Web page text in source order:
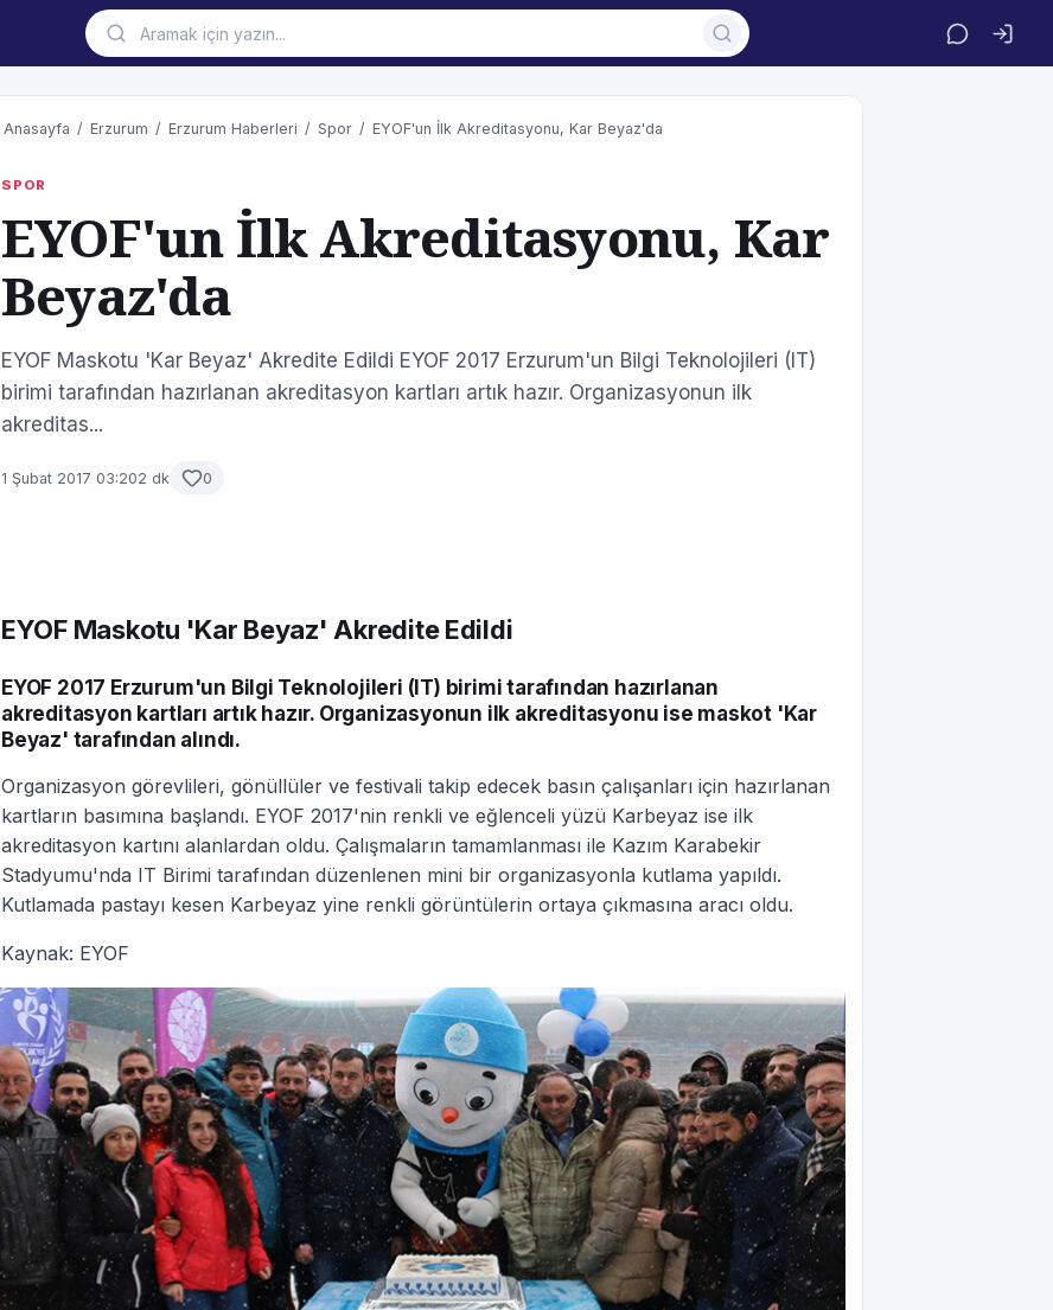
Anasayfa / Erzurum / Erzurum Haberleri / Spor / EYOF'un İlk Akreditasyonu, Kar Beyaz'da
SPOR
EYOF'un İlk Akreditasyonu, Kar
Beyaz'da
EYOF Maskotu 'Kar Beyaz' Akredite Edildi EYOF 2017 Erzurum'un Bilgi Teknolojileri (IT)
birimi tarafından hazırlanan akreditasyon kartları artık hazır. Organizasyonun ilk
akreditas...
1 Şubat 2017 03:202 dk 0
EYOF Maskotu 'Kar Beyaz' Akredite Edildi
EYOF 2017 Erzurum'un Bilgi Teknolojileri (IT) birimi tarafından hazırlanan
akreditasyon kartları artık hazır. Organizasyonun ilk akreditasyonu ise maskot 'Kar
Beyaz' tarafından alındı.
Organizasyon görevlileri, gönüllüler ve festivali takip edecek basın çalışanları için hazırlanan
kartların basımına başlandı. EYOF 2017'nin renkli ve eğlenceli yüzü Karbeyaz ise ilk
akreditasyon kartını alanlardan oldu. Çalışmaların tamamlanması ile Kazım Karabekir
Stadyumu'nda IT Birimi tarafından düzenlenen mini bir organizasyonla kutlama yapıldı.
Kutlamada pastayı kesen Karbeyaz yine renkli görüntülerin ortaya çıkmasına aracı oldu.
Kaynak: EYOF